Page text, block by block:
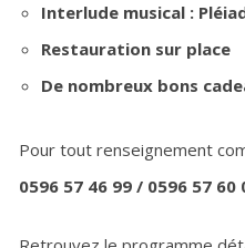
Interlude musical :
Restauration sur place
De nombreux bons
Pour tout renseignement
0596 57 46 99 / 0596 57 60